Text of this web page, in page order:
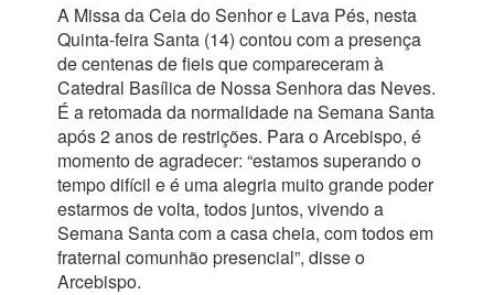
A Missa da Ceia do Senhor e Lava Pés, nesta
Quinta-feira Santa (14) contou com a presença
de centenas de fieis que compareceram à
Catedral Basílica de Nossa Senhora das Neves.
É a retomada da normalidade na Semana Santa
após 2 anos de restrições. Para o Arcebispo, é
momento de agradecer: “estamos superando o
tempo difícil e é uma alegria muito grande poder
estarmos de volta, todos juntos, vivendo a
Semana Santa com a casa cheia, com todos em
fraternal comunhão presencial”, disse o
Arcebispo.